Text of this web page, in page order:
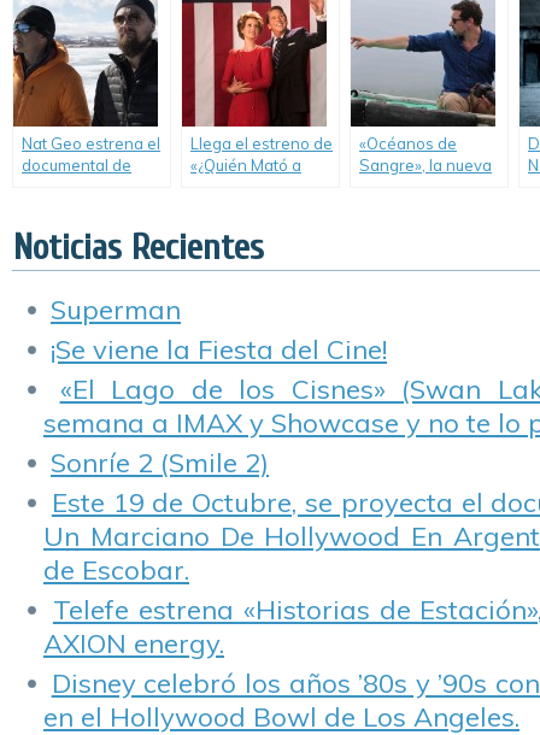
sobre personas
que tomaron una
mala decisión en el
momento
equivocado.
callejeros en la
nueva serie: «No
Tan Obvio».
Nat Geo estrena el
documental de
climático.
Llega el estreno de
«¿Quién Mató a
«Océanos de
Sangre», la nueva
Noticias Recientes
Superman
¡Se viene la Fiesta del Cine!
«El Lago de los Cisnes» (Swan
semana a IMAX y Showcase y no te lo
Sonríe 2 (Smile 2)
Este 19 de Octubre, se proyecta el
Un Marciano De Hollywood En
de Escobar.
Telefe estrena «Historias de
AXION energy.
Disney celebró los años ’80s y ’90s
en el Hollywood Bowl de Los Angeles.